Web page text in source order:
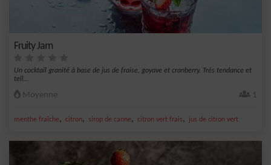
Fruity Jam
Un cocktail granité à base de jus de fraise, goyave et cranberry. Très tendance et
tell...
Moyenne 1
menthe fraîche, citron, sirop de canne, citron vert frais, jus de citron vert